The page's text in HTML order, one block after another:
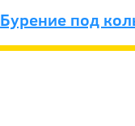
Бурение под